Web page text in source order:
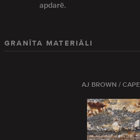
apdarē.
GRANĪTA MATERIĀLI
AJ BROWN /